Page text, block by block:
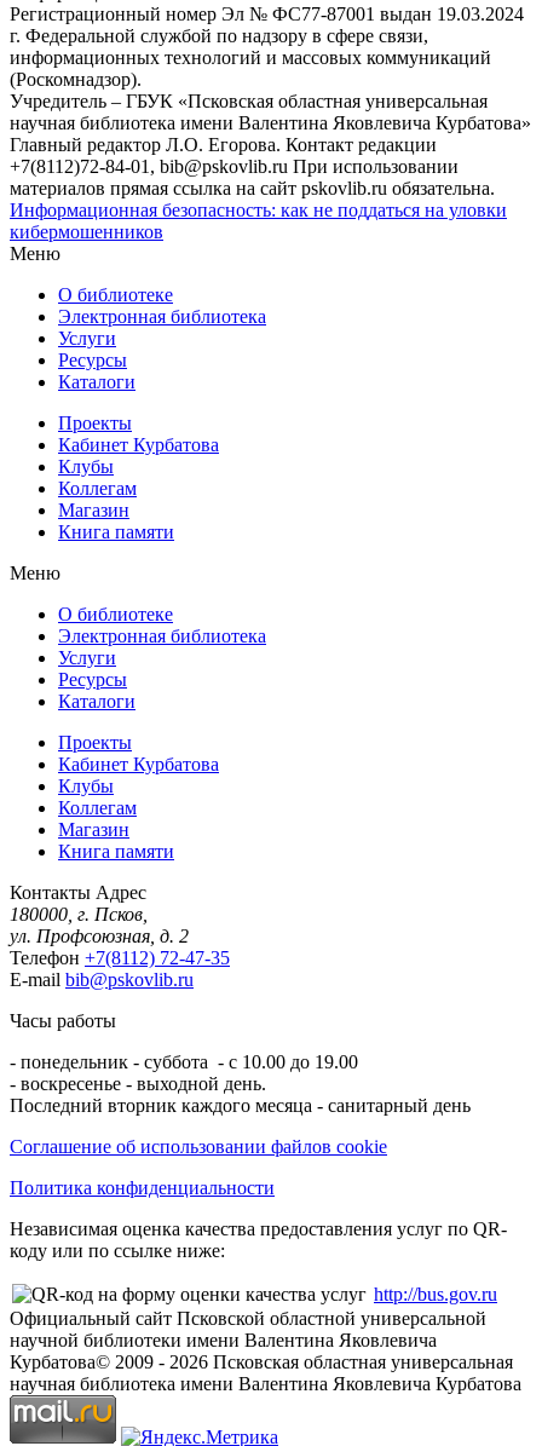
Регистрационный номер Эл № ФС77-87001 выдан 19.03.2024
г. Федеральной службой по надзору в сфере связи,
информационных технологий и массовых коммуникаций
(Роскомнадзор).
Учредитель – ГБУК «Псковская областная универсальная
научная библиотека имени Валентина Яковлевича Курбатова»
Главный редактор Л.О. Егорова. Контакт редакции
+7(8112)72-84-01, bib@pskovlib.ru При использовании
материалов прямая ссылка на сайт pskovlib.ru обязательна.
Информационная безопасность: как не поддаться на уловки
кибермошенников
Меню
О библиотеке
Электронная библиотека
Услуги
Ресурсы
Каталоги
Проекты
Кабинет Курбатова
Клубы
Коллегам
Магазин
Книга памяти
Меню
О библиотеке
Электронная библиотека
Услуги
Ресурсы
Каталоги
Проекты
Кабинет Курбатова
Клубы
Коллегам
Магазин
Книга памяти
Контакты Адрес
180000, г. Псков,
ул. Профсоюзная, д. 2
Телефон +7(8112) 72-47-35
E-mail bib@pskovlib.ru
Часы работы
- понедельник - суббота - с 10.00 до 19.00
- воскресенье - выходной день.
Последний вторник каждого месяца - санитарный день
Соглашение об использовании файлов cookie
Политика конфиденциальности
Независимая оценка качества предоставления услуг по QR-
коду или по ссылке ниже:
http://bus.gov.ru
Официальный сайт Псковской областной универсальной
научной библиотеки имени Валентина Яковлевича
Курбатова© 2009 - 2026 Псковская областная универсальная
научная библиотека имени Валентина Яковлевича Курбатова